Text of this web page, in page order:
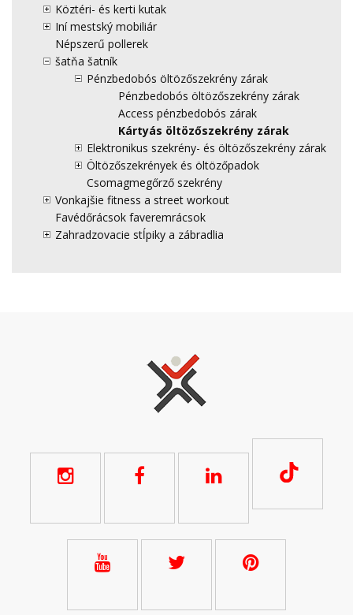
Köztéri- és kerti kutak
Iní mestský mobiliár
Népszerű pollerek
šatňa šatník
Pénzbedobós öltözőszekrény zárak
Pénzbedobós öltözőszekrény zárak
Access pénzbedobós zárak
Kártyás öltözőszekrény zárak
Elektronikus szekrény- és öltözőszekrény zárak
Öltözőszekrények és öltözőpadok
Csomagmegőrző szekrény
Vonkajšie fitness a street workout
Favédőrácsok faveremrácsok
Zahradzovacie stĺpiky a zábradlia